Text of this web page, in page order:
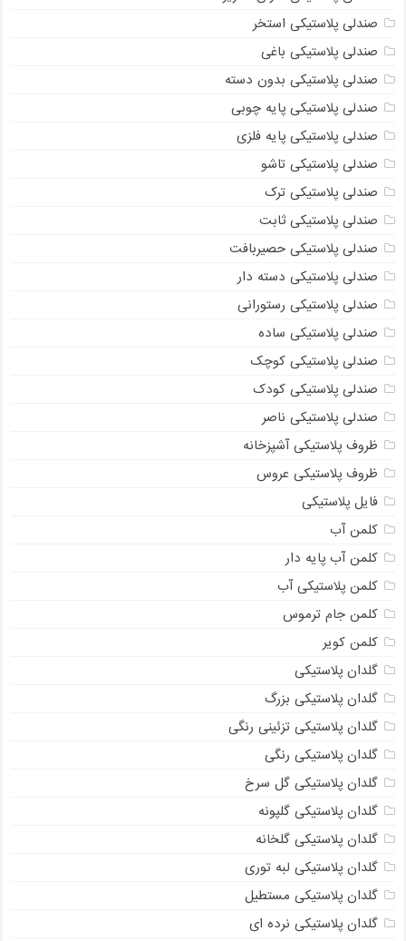
صندلی پلاستیکی استخر
صندلی پلاستیکی باغی
صندلی پلاستیکی بدون دسته
صندلی پلاستیکی پایه چوبی
صندلی پلاستیکی پایه فلزی
صندلی پلاستیکی تاشو
صندلی پلاستیکی ترک
صندلی پلاستیکی ثابت
صندلی پلاستیکی حصیربافت
صندلی پلاستیکی دسته دار
صندلی پلاستیکی رستورانی
صندلی پلاستیکی ساده
صندلی پلاستیکی کوچک
صندلی پلاستیکی کودک
صندلی پلاستیکی ناصر
ظروف پلاستیکی آشپزخانه
ظروف پلاستیکی عروس
فایل پلاستیکی
کلمن آب
کلمن آب پایه دار
کلمن پلاستیکی آب
کلمن جام ترموس
کلمن کویر
گلدان پلاستیکی
گلدان پلاستیکی بزرگ
گلدان پلاستیکی تزئینی رنگی
گلدان پلاستیکی رنگی
گلدان پلاستیکی گل سرخ
گلدان پلاستیکی گلپونه
گلدان پلاستیکی گلخانه
گلدان پلاستیکی لبه توری
گلدان پلاستیکی مستطیل
گلدان پلاستیکی نرده ای